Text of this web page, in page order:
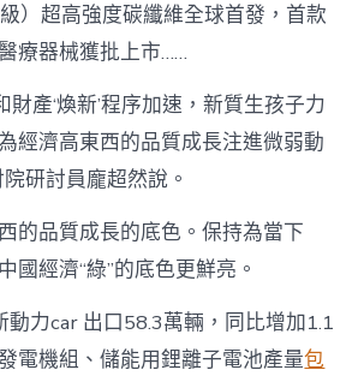
）超高強度碳纖維全球首發，首款
療器械獲批上市……
財產‘煥新’程序加速，新質生孩子力
經濟高東西的品質成長注進微弱動
研討員龐超然說。
的品質成長的底色。保持為當下
國經濟“綠”的底色更鮮亮。
動力car 出口58.3萬輛，同比增加1.1
電機組、儲能用鋰離子電池產量包